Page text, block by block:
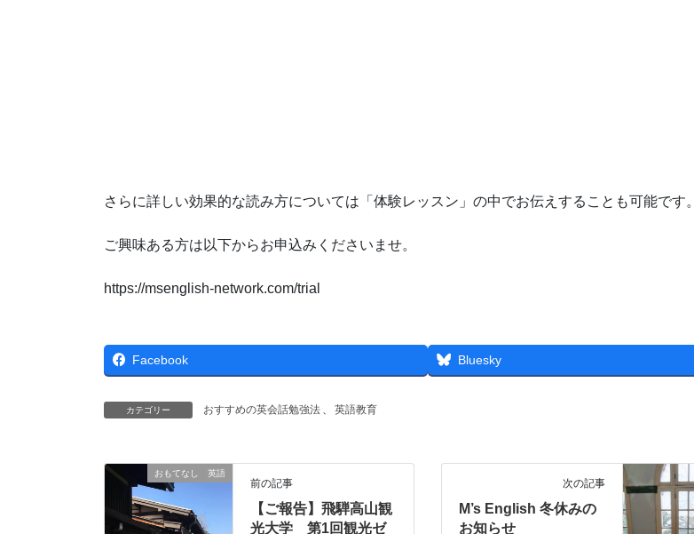
さらに詳しい効果的な読み方については「体験レッスン」の中でお伝えすることも可能です。
ご興味ある方は以下からお申込みくださいませ。
https://msenglish-network.com/trial
Facebook Bluesky
カテゴリー おすすめの英会話勉強法 、 英語教育
おもてなし 英語
前の記事
【ご報告】飛騨高山観
光大学 第1回観光ゼ
次の記事
M’s English 冬休みの
お知らせ